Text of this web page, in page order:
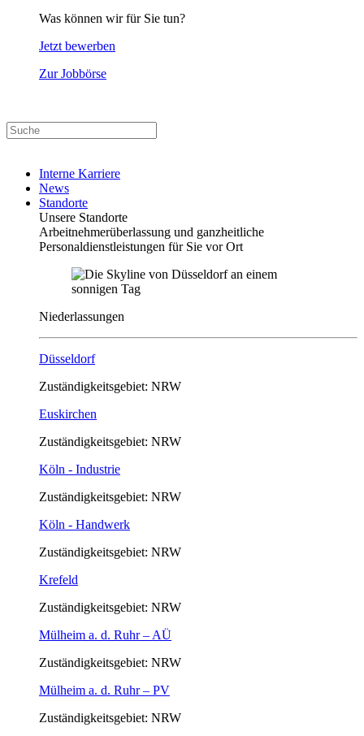
Was können wir für Sie tun?
Jetzt bewerben
Zur Jobbörse
Interne Karriere
News
Standorte
Unsere Standorte
Arbeitnehmerüberlassung und ganzheitliche
Personaldienstleistungen für Sie vor Ort
Niederlassungen
Düsseldorf
Zuständigkeitsgebiet: NRW
Euskirchen
Zuständigkeitsgebiet: NRW
Köln - Industrie
Zuständigkeitsgebiet: NRW
Köln - Handwerk
Zuständigkeitsgebiet: NRW
Krefeld
Zuständigkeitsgebiet: NRW
Mülheim a. d. Ruhr – AÜ
Zuständigkeitsgebiet: NRW
Mülheim a. d. Ruhr – PV
Zuständigkeitsgebiet: NRW